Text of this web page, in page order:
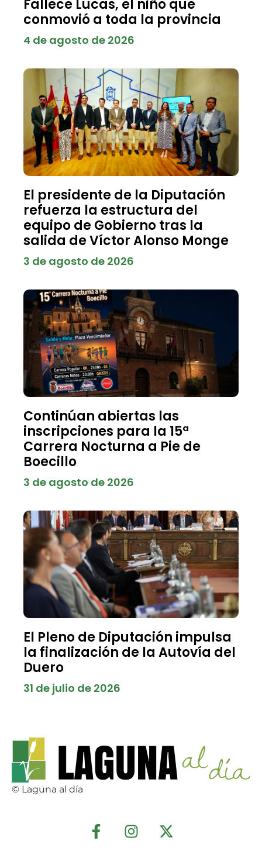
Fallece Lucas, el niño que
conmovió a toda la provincia
4 de agosto de 2026
El presidente de la Diputación
refuerza la estructura del
equipo de Gobierno tras la
salida de Víctor Alonso Monge
3 de agosto de 2026
Continúan abiertas las
inscripciones para la 15ª
Carrera Nocturna a Pie de
Boecillo
3 de agosto de 2026
El Pleno de Diputación impulsa
la finalización de la Autovía del
Duero
31 de julio de 2026
© Laguna al día